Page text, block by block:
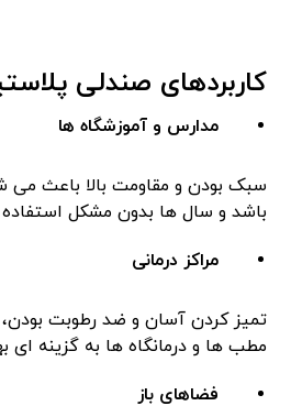
کاربردهای صندلی
مدارس و آموزشگاه ‌ها
سبک بودن و مقاومت بالا باعث می
باشد و سال‌ ها بدون مشکل
مراکز درمانی
تمیز کردن آسان و ضد رطوبت بودن،
مطب ‌ها و درمانگاه ‌ها به گزینه ‌ای
فضاهای باز